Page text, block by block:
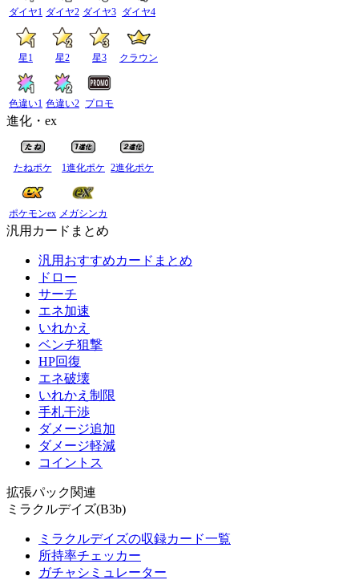
ダイヤ1 ダイヤ2 ダイヤ3 ダイヤ4
星1 星2 星3 クラウン
色違い1 色違い2 プロモ
進化・ex
たねポケ 1進化ポケ 2進化ポケ
ポケモンex メガシンカ
汎用カードまとめ
汎用おすすめカードまとめ
ドロー
サーチ
エネ加速
いれかえ
ベンチ狙撃
HP回復
エネ破壊
いれかえ制限
手札干渉
ダメージ追加
ダメージ軽減
コイントス
拡張パック関連
ミラクルデイズ(B3b)
ミラクルデイズの収録カード一覧
所持率チェッカー
ガチャシミュレーター